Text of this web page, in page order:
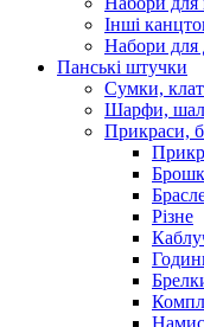
Інші
Набори для
Панські штучки
Сумки,
Шарфи,
Прикраси,
Різне